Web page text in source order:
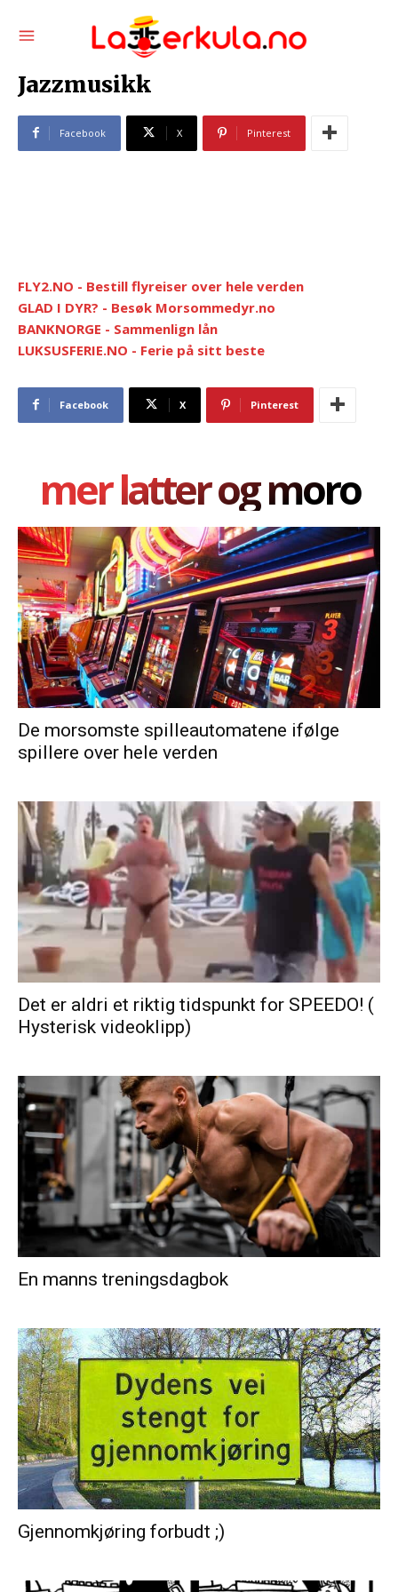
Jazzmusikk
Facebook X Pinterest
FLY2.NO - Bestill flyreiser over hele verden
GLAD I DYR? - Besøk Morsommedyr.no
BANKNORGE - Sammenlign lån
LUKSUSFERIE.NO - Ferie på sitt beste
Facebook X Pinterest
mer latter og moro
De morsomste spilleautomatene ifølge
spillere over hele verden
Det er aldri et riktig tidspunkt for SPEEDO! (
Hysterisk videoklipp)
En manns treningsdagbok
Gjennomkjøring forbudt ;)